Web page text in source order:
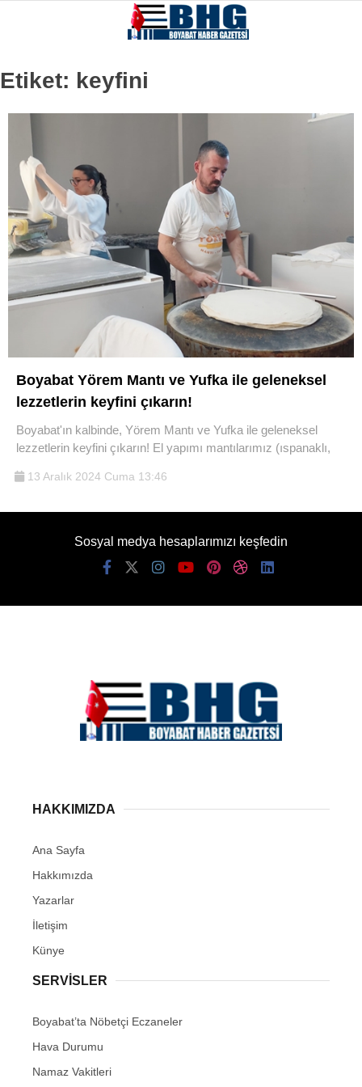
Etiket: keyfini
Boyabat Yörem Mantı ve Yufka ile geleneksel
lezzetlerin keyfini çıkarın!
Boyabat'ın kalbinde, Yörem Mantı ve Yufka ile geleneksel
lezzetlerin keyfini çıkarın! El yapımı mantılarımız (ıspanaklı,
13 Aralık 2024 Cuma 13:46
Sosyal medya hesaplarımızı keşfedin
HAKKIMIZDA
Ana Sayfa
Hakkımızda
Yazarlar
İletişim
Künye
SERVISLER
Boyabat’ta Nöbetçi Eczaneler
Hava Durumu
Namaz Vakitleri